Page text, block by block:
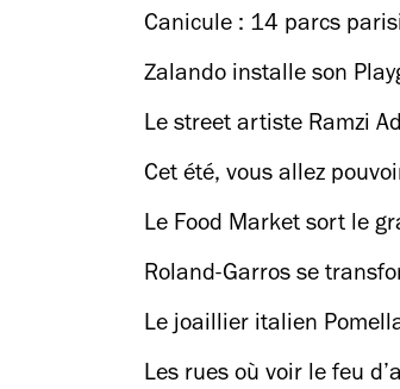
Canicule : 14 parcs
Zalando installe son
Le street artiste Ramzi
Cet été, vous allez
Le Food Market sort le
Roland-Garros se
Le joaillier italien
Les rues où voir le feu